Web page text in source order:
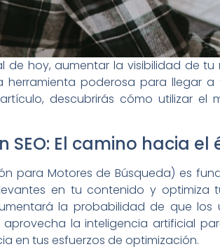
de hoy, aumentar la visibilidad de
herramienta poderosa para llegar
descubrirás cómo utilizar
SEO: El camino hacia el
para Motores de Búsqueda) es
en tu contenido y
la probabilidad de que
aprovecha la inteligencia artificial
en tus esfuerzos de optimización.